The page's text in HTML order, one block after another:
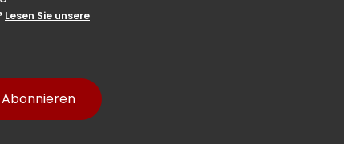
Lesen Sie unsere
Abonnieren